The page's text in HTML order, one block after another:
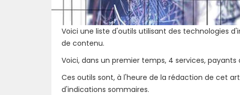
Voici une liste d'outils utilisant des technologies
de contenu.
Voici, dans un premier temps, 4 services,
Ces outils sont, à l'heure de la rédaction de cet
d'indications sommaires.